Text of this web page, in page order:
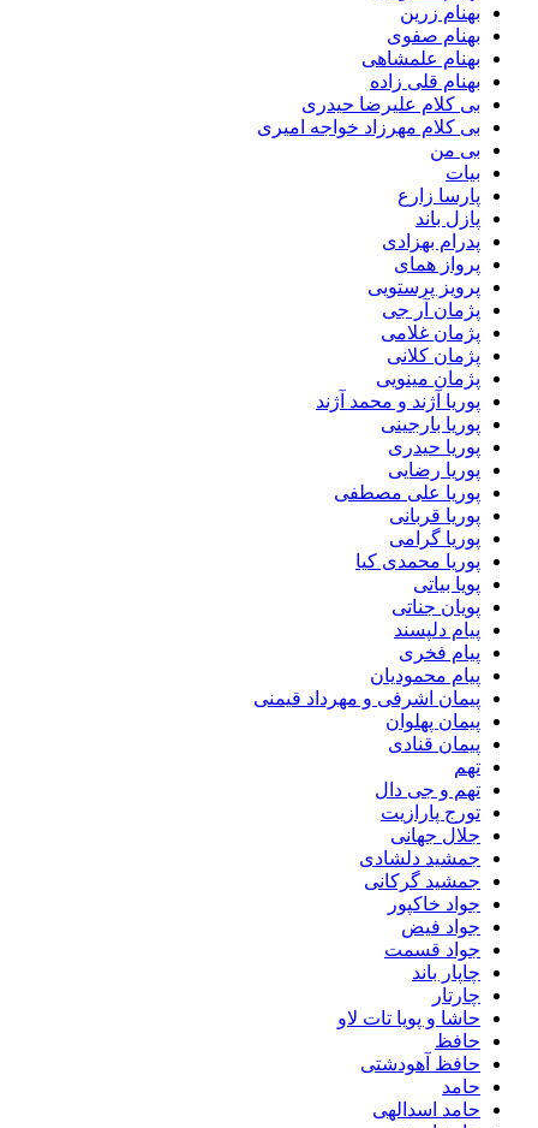
بهنام زرین
بهنام صفوی
بهنام علمشاهی
بهنام قلی زاده
بی کلام علیرضا حیدری
بی کلام مهرزاد خواجه امیری
بی من
بیات
پارسا زارع
پازل باند
پدرام بهزادی
پرواز همای
پرویز پرستویی
پژمان آر جی
پژمان غلامی
پژمان کلانی
پژمان مینویی
پوریا آژند و محمد آژند
پوریا بارجینی
پوریا حیدری
پوریا رضایی
پوریا علی مصطفی
پوریا قربانی
پوریا گرامی
پوریا محمدی کیا
پویا بیاتی
پویان جناتی
پیام دلپسند
پیام فخری
پیام محمودیان
پیمان اشرفی و مهرداد قیمنی
پیمان پهلوان
پیمان قنادی
تهم
تهم و جی دال
تورج پارازیت
جلال جهانی
جمشید دلشادی
جمشید گرکانی
جواد خاکپور
جواد فیض
جواد قسمت
چاپار باند
چارتار
حاشا و پویا تات لاو
حافظ
حافظ آهودشتی
حامد
حامد اسدالهی